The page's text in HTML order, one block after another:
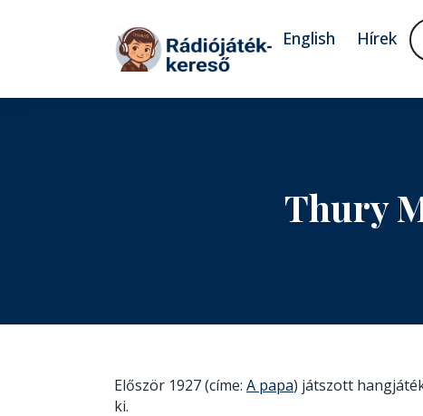
Tovább a tartalomhoz
English Hírek
Thury
Először 1927 (címe: A papa) játszott
ki.